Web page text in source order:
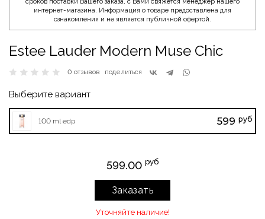
интернет-магазина. Информация о товаре предоставлена для
ознакомления и не является публичной офертой.
Estee Lauder Modern Muse Chic
0 отзывов поделиться
Выберите вариант
100 ml edp 599 руб
599.00 руб
Заказать
Уточняйте наличие!